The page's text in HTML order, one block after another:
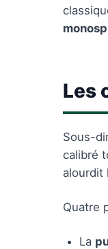
Les
Sous-
calibré
alourdit
Quatre
La